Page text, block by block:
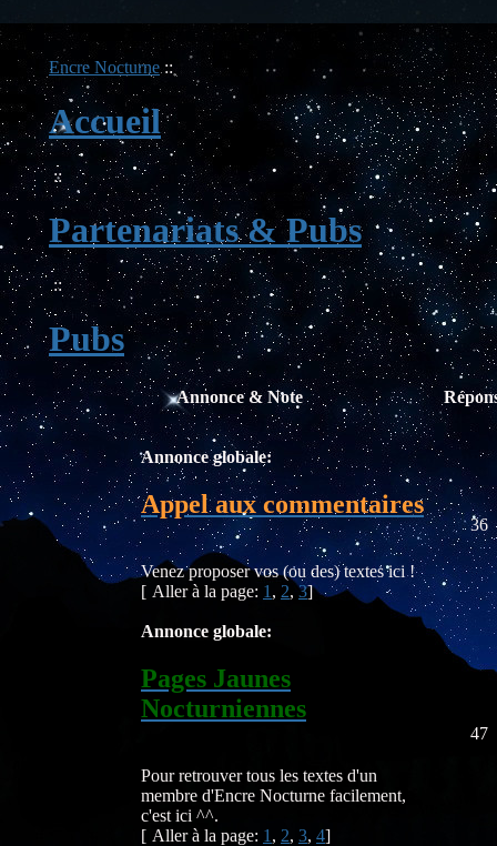
Encre Nocturne ::
Accueil
::
Partenariats & Pubs
::
Pubs
Annonce & Note
Annonce globale:
Appel aux commentaires
Venez proposer vos (ou des) textes ici !
[ Aller à la page: 1 , 2,3]
36
Annonce globale:
Pages Jaunes
Nocturniennes
Pour retrouver tous les textes d'un
membre d'Encre Nocturne facilement,
c'est ici ^^.
[ Aller à la page: 1 , 2, 3, 4]
47